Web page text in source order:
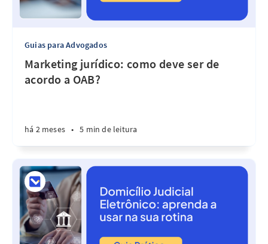
Guias para Advogados
Marketing jurídico: como deve ser de
acordo a OAB?
há 2 meses • 5 min de leitura